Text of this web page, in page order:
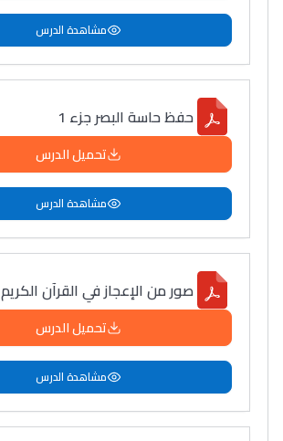
مشاهدة الدرس
حفظ حاسة البصر جزء 1
تحميل الدرس
مشاهدة الدرس
صور من الإعجاز في القرآن الكريم
تحميل الدرس
مشاهدة الدرس